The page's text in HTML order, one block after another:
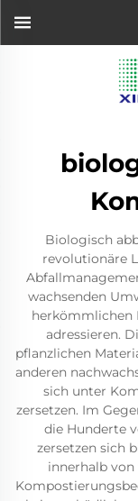
Biologisch
revolutionäre
wachsenden
herkömmlichen
adressieren.
pflanzlichen
anderen
sich unter
zersetzen. Im
die Hunderte
zersetzen sich
innerhalb von